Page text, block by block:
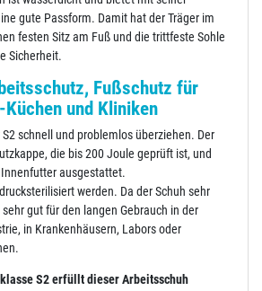
gute Passform. Damit hat der Träger im
festen Sitz am Fuß und die trittfeste Sohle
Sicherheit.
Fußschutz für
und Kliniken
schnell und problemlos überziehen. Der
die bis 200 Joule geprüft ist, und
ausgestattet.
werden. Da der Schuh sehr
gut für den langen Gebrauch in der
in Krankenhäusern, Labors oder
S2 erfüllt dieser Arbeitsschuh